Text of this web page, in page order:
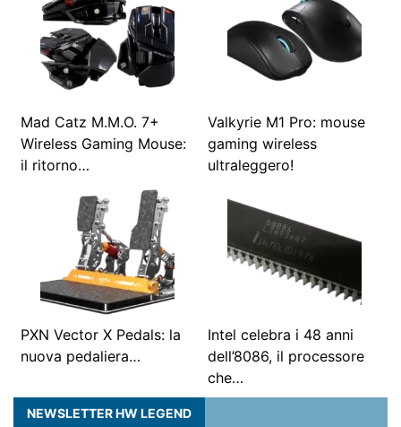
Mad Catz M.M.O. 7+
Wireless Gaming Mouse:
il ritorno…
Valkyrie M1 Pro: mouse
gaming wireless
ultraleggero!
PXN Vector X Pedals: la
nuova pedaliera…
Intel celebra i 48 anni
dell’8086, il processore
che…
NEWSLETTER HW LEGEND